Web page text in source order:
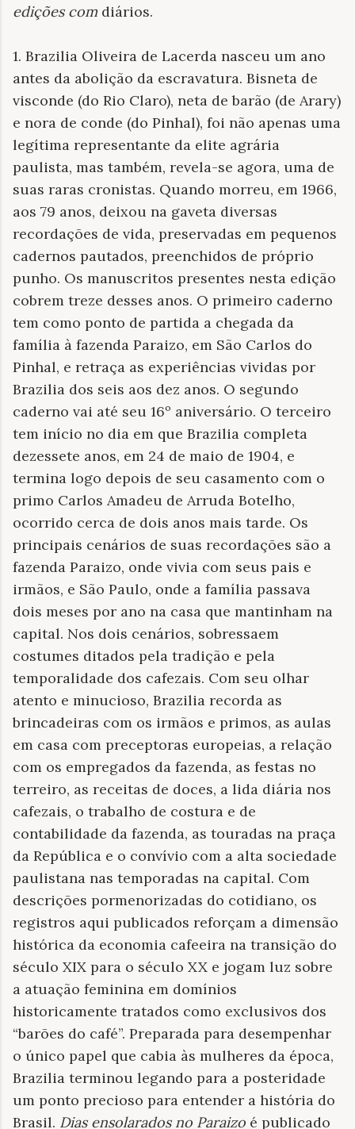
edições com diários.
1. Brazilia Oliveira de Lacerda nasceu um ano
antes da abolição da escravatura. Bisneta de
visconde (do Rio Claro), neta de barão (de Arary)
e nora de conde (do Pinhal), foi não apenas uma
legítima representante da elite agrária
paulista, mas também, revela-se agora, uma de
suas raras cronistas. Quando morreu, em 1966,
aos 79 anos, deixou na gaveta diversas
recordações de vida, preservadas em pequenos
cadernos pautados, preenchidos de próprio
punho. Os manuscritos presentes nesta edição
cobrem treze desses anos. O primeiro caderno
tem como ponto de partida a chegada da
família à fazenda Paraizo, em São Carlos do
Pinhal, e retraça as experiências vividas por
Brazilia dos seis aos dez anos. O segundo
caderno vai até seu 16º aniversário. O terceiro
tem início no dia em que Brazilia completa
dezessete anos, em 24 de maio de 1904, e
termina logo depois de seu casamento com o
primo Carlos Amadeu de Arruda Botelho,
ocorrido cerca de dois anos mais tarde. Os
principais cenários de suas recordações são a
fazenda Paraizo, onde vivia com seus pais e
irmãos, e São Paulo, onde a família passava
dois meses por ano na casa que mantinham na
capital. Nos dois cenários, sobressaem
costumes ditados pela tradição e pela
temporalidade dos cafezais. Com seu olhar
atento e minucioso, Brazilia recorda as
brincadeiras com os irmãos e primos, as aulas
em casa com preceptoras europeias, a relação
com os empregados da fazenda, as festas no
terreiro, as receitas de doces, a lida diária nos
cafezais, o trabalho de costura e de
contabilidade da fazenda, as touradas na praça
da República e o convívio com a alta sociedade
paulistana nas temporadas na capital. Com
descrições pormenorizadas do cotidiano, os
registros aqui publicados reforçam a dimensão
histórica da economia cafeeira na transição do
século XIX para o século XX e jogam luz sobre
a atuação feminina em domínios
historicamente tratados como exclusivos dos
“barões do café”. Preparada para desempenhar
o único papel que cabia às mulheres da época,
Brazilia terminou legando para a posteridade
um ponto precioso para entender a história do
Brasil. Dias ensolarados no Paraizo é publicado